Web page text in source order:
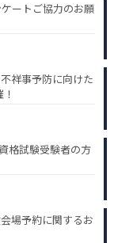
ケートご協力のお願
祥事予防に向けた
格試験受験者の方
場予約に関するお